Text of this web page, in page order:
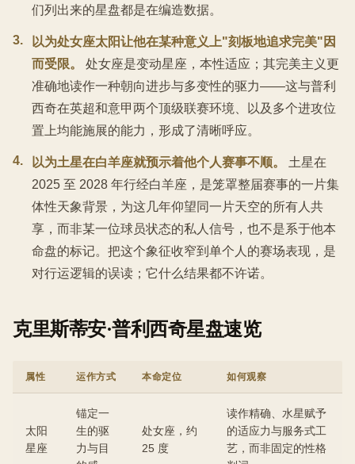
们列出来的星盘都是在编造数据。
3.
以为处女座太阳让他在某种意义上"刻板地追求完美"因
而受限。
处女座是变动星座，本性适应；其完美主义更
准确地读作一种朝向进步与多变性的驱力——这与普利
西奇在英超和意甲两个顶级联赛环境、以及多个进攻位
置上均能施展的能力，形成了清晰呼应。
4. 以为土星在白羊座就预示着他个人赛事不顺。
土星在
2025 至 2028 年行经白羊座，是笼罩整届赛事的一片集
体性天象背景，为这几年仰望同一片天空的所有人共
享，而非某一位球员状态的私人信号，也不是系于他本
命盘的标记。把这个象征收窄到单个人的赛场表现，是
对行运逻辑的误读；它什么结果都不许诺。
克里斯蒂安·普利西奇星盘速览
属性 运作方式 本命定位 如何观察
太阳
星座
锚定一
生的驱
力与目
处女座，约
25 度
读作精确、水星赋予
的适应力与服务式工
艺，而非固定的性格